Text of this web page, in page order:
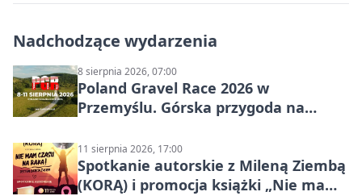
Nadchodzące wydarzenia
8 sierpnia 2026, 07:00
Poland Gravel Race 2026 w
Przemyślu. Górska przygoda na
11 sierpnia 2026, 17:00
Spotkanie autorskie z Mileną Ziembą
(KORĄ) i promocja książki „Nie mam